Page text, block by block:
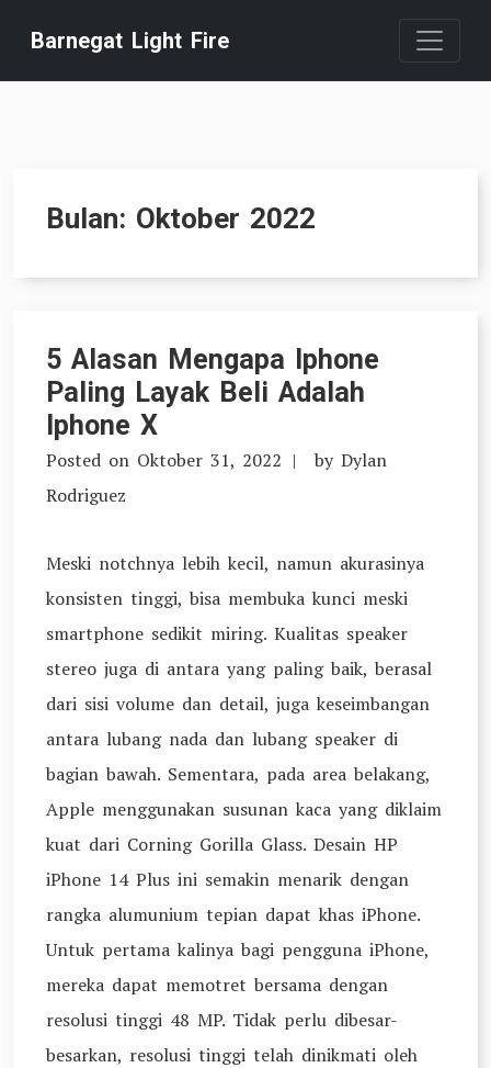
content
Barnegat Light Fire
Bulan: Oktober 2022
5 Alasan Mengapa Iphone
Paling Layak Beli Adalah
Iphone X
Posted on Oktober 31, 2022 by Dylan
Rodriguez
Meski notchnya lebih kecil, namun akurasinya
konsisten tinggi, bisa membuka kunci meski
smartphone sedikit miring. Kualitas speaker
stereo juga di antara yang paling baik, berasal
dari sisi volume dan detail, juga keseimbangan
antara lubang nada dan lubang speaker di
bagian bawah. Sementara, pada area belakang,
Apple menggunakan susunan kaca yang diklaim
kuat dari Corning Gorilla Glass. Desain HP
iPhone 14 Plus ini semakin menarik dengan
rangka alumunium tepian dapat khas iPhone.
Untuk pertama kalinya bagi pengguna iPhone,
mereka dapat memotret bersama dengan
resolusi tinggi 48 MP. Tidak perlu dibesar-
besarkan, resolusi tinggi telah dinikmati oleh